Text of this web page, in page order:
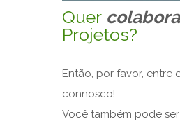
Quer
Projetos?
Então, por favor, entre
connosco!
Você também pode